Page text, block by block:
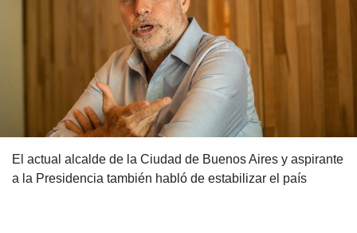
El actual alcalde de la Ciudad de Buenos Aires y aspirante
a la Presidencia también habló de estabilizar el país